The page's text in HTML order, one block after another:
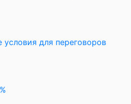
для переговоров